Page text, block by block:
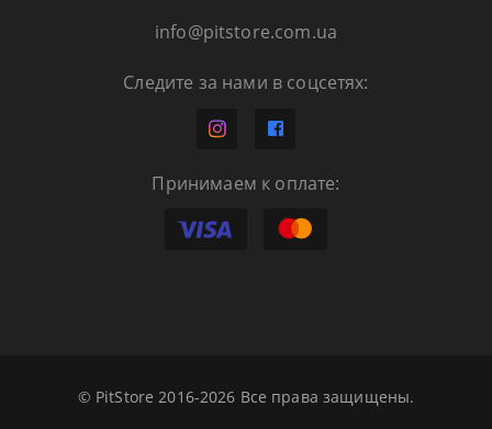
info@pitstore.com.ua
Следите за нами в соцсетях:
Принимаем к оплате:
© PitStore 2016-2026 Все права защищены.